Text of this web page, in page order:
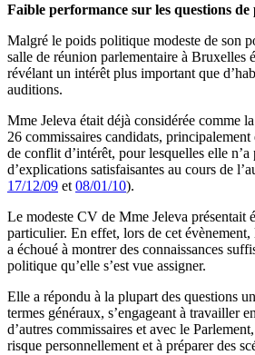
Faible performance sur les questions
Malgré le poids politique modeste de son
salle de réunion parlementaire à Bruxelles
révélant un intérêt plus important que
auditions.
Mme Jeleva était déjà considérée comme
26 commissaires candidats, principalement
de conflit d’intérêt, pour lesquelles elle
d’explications satisfaisantes au cours de
17/12/09 et 08/01/10).
Le modeste CV de Mme Jeleva présentait
particulier. En effet, lors de cet évènement,
a échoué à montrer des connaissances
politique qu’elle s’est vue assigner.
Elle a répondu à la plupart des questions
termes généraux, s’engageant à travailler
d’autres commissaires et avec le
risque personnellement et à préparer des